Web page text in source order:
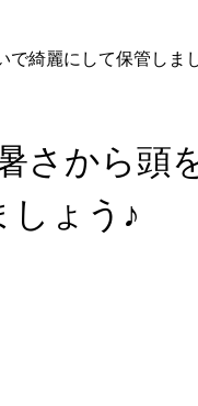
綺麗にして保管しま
さから頭
しょう♪